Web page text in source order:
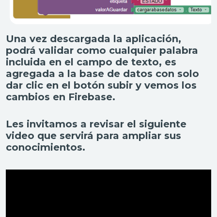
Una vez descargada la aplicación,
podrá validar como cualquier palabra
incluida en el campo de texto, es
agregada a la base de datos con solo
dar clic en el botón subir y vemos los
cambios en Firebase.
Les invitamos a revisar el siguiente
video que servirá para ampliar sus
conocimientos.